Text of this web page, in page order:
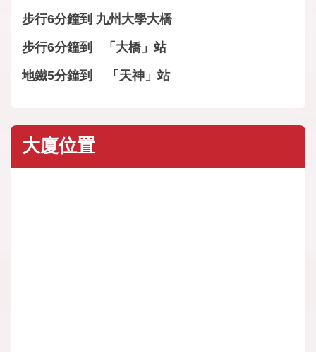
步行6分鐘到 九州大學大橋
步行6分鐘到 「大橋」站
地鐵5分鐘到 「天神」站
大廈位置